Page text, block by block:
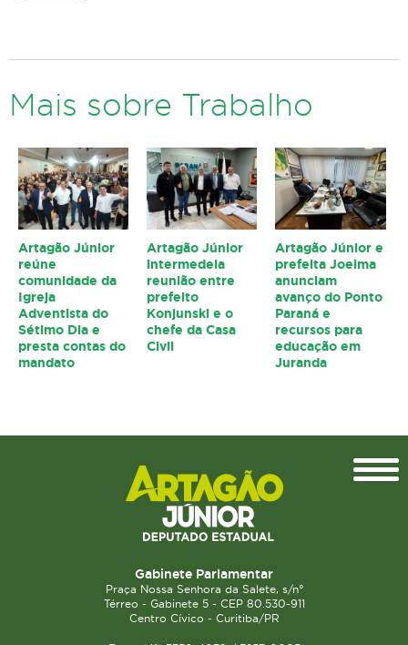
Mais sobre Trabalho
Artagão Júnior
reúne
comunidade da
Igreja
Adventista do
Sétimo Dia e
presta contas do
mandato
Artagão Júnior
intermedeia
reunião entre
prefeito
Konjunski e o
chefe da Casa
Civil
Artagão Júnior e
prefeita Joelma
anunciam
avanço do Ponto
Paraná e
recursos para
educação em
Juranda
Gabinete Parlamentar
Praça Nossa Senhora da Salete, s/n°
Térreo - Gabinete 5 - CEP 80.530-911
Centro Cívico - Curitiba/PR